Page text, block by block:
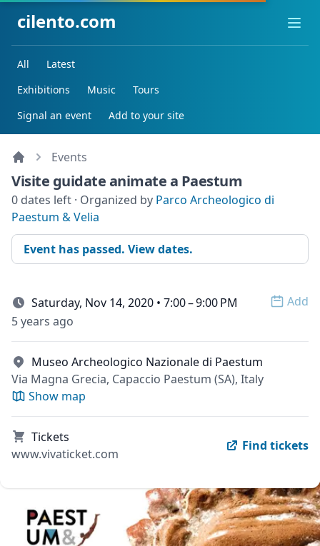
cilento.com
All
Latest
Exhibitions
Music
Tours
Signal an event
Add to your site
Events
Visite guidate animate a Paestum
0 dates left · Organized by Parco Archeologico di
Paestum & Velia
Event has passed. View dates.
Saturday, Nov 14, 2020 • 7:00 – 9:00 PM
Add
5 years ago
Museo Archeologico Nazionale di Paestum
Via Magna Grecia, Capaccio Paestum (SA), Italy
Show map
Tickets
www.vivaticket.com
Find tickets